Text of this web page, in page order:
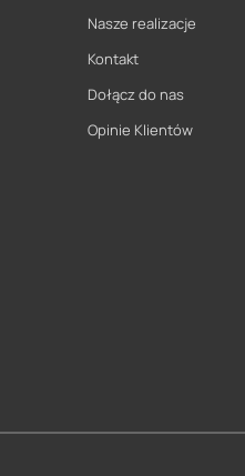
Nasze realizacje
Kontakt
Dołącz do nas
Opinie Klientów